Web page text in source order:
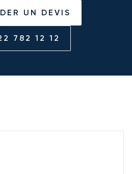
UN DEVIS
782 12 12